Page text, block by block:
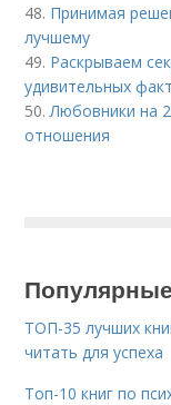
48. Принимая
лучшему
49. Раскрываем
удивительных
50. Любовники на
отношения
ТОП-35 лучших
читать для успеха
Топ-10 книг по